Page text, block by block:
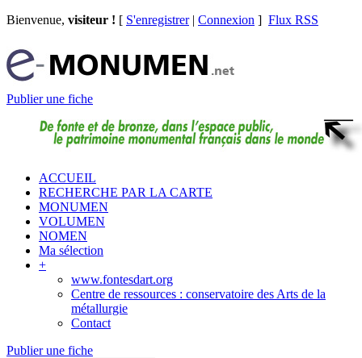
Bienvenue, visiteur ! [ S'enregistrer| Connexion ] Flux RSS
Publier une fiche
ACCUEIL
RECHERCHE PAR LA CARTE
MONUMEN
VOLUMEN
NOMEN
Ma sélection
+
www.fontesdart.org
Centre de ressources : conservatoire des Arts de la
métallurgie
Contact
Publier une fiche